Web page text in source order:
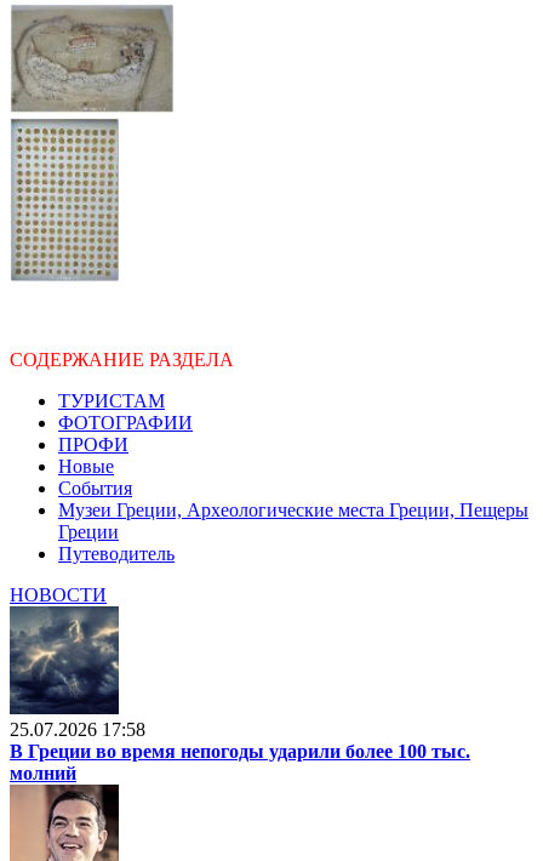
СОДЕРЖАНИЕ РАЗДЕЛА
ТУРИСТАМ
ФОТОГРАФИИ
ПРОФИ
Новые
События
Музеи Греции, Археологические места Греции, Пещеры
Греции
Путеводитель
НОВОСТИ
25.07.2026 17:58
В Греции во время непогоды ударили более 100 тыс.
молний